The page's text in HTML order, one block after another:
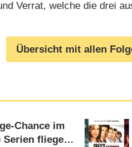
Verrat, welche die drei
Übersicht mit allen
Chance im
Serien fliegen